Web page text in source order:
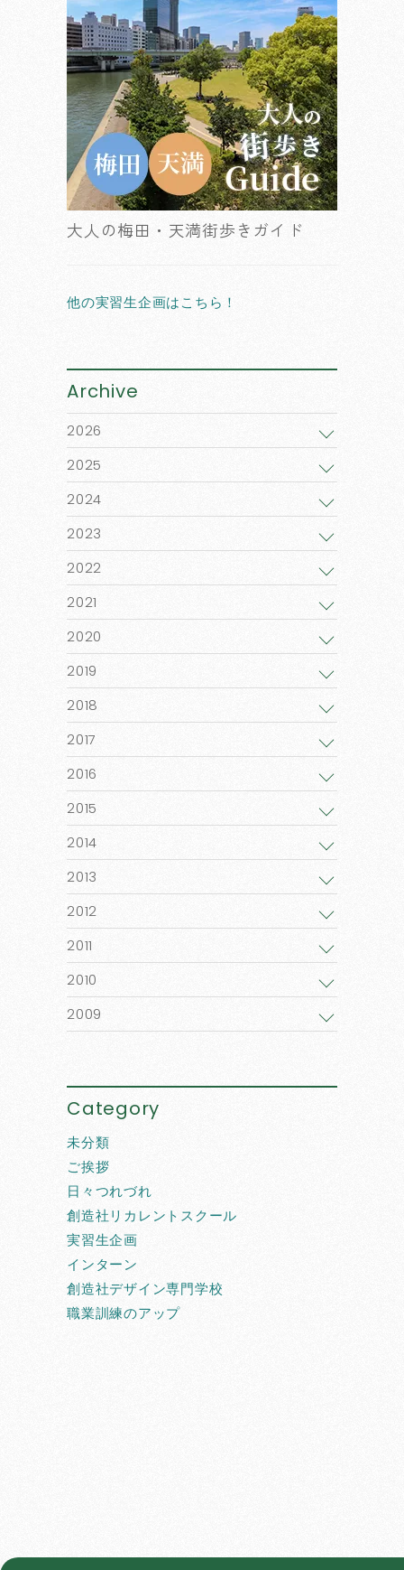
大人の梅田・天満街歩きガイド
他の実習生企画はこちら！
Archive
2026
2025
2024
2023
2022
2021
2020
2019
2018
2017
2016
2015
2014
2013
2012
2011
2010
2009
Category
未分類
ご挨拶
日々つれづれ
創造社リカレントスクール
実習生企画
インターン
創造社デザイン専門学校
職業訓練のアップ